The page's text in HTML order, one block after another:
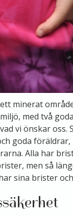
minerat
med två
vi önskar
goda
Alla har
men så
sina brister